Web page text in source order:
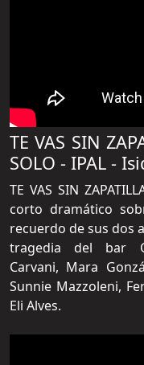
TE VAS SIN
SOLO - IPAL -
TE VAS SIN
corto dramático
recuerdo de sus dos
tragedia del bar
Carvani, Mara
Sunnie Mazzoleni,
Eli Alves.